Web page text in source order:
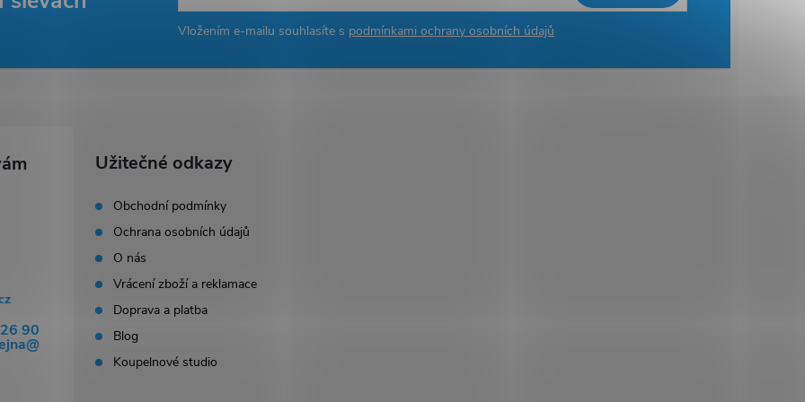
Vložením e-mailu souhlasíte s podmínkami ochrany osobních údajů
90
Užitečné odkazy
Obchodní podmínky
Ochrana osobních údajů
O nás
Vrácení zboží a reklamace
Doprava a platba
Blog
Koupelnové studio